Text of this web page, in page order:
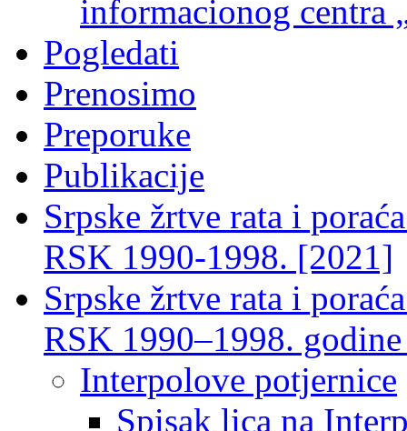
informacionog centra
Pogledati
Prenosimo
Preporuke
Publikacije
Srpske žrtve rata i
RSK 1990-1998. [2021]
Srpske žrtve rata i
RSK 1990–1998.
Interpolove potjernice
Spisak lica na